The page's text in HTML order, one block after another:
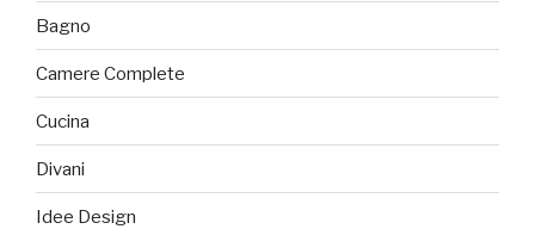
Bagno
Camere Complete
Cucina
Divani
Idee Design